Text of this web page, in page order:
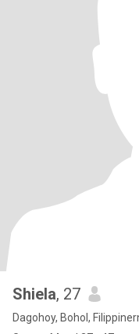
Shiela, 27
Dagohoy, Bohol,